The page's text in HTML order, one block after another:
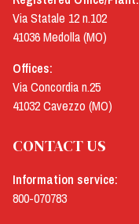
Via Statale 12 n.102
41036 Medolla (MO)
Offices:
Via Concordia n.25
41032 Cavezzo (MO)
CONTACT US
Information service:
800-070783